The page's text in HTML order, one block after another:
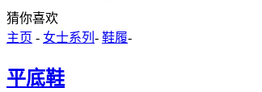
猜你喜欢
主页 - 女士系列 - 鞋履-
平底鞋